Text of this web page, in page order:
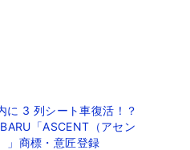
に 3 列シート車復活！？
「ASCENT（アセン
」商標・意匠登録